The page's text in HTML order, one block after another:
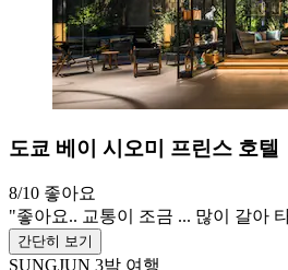
도쿄 베이 시오미 프린스 호텔
8/10 좋아요
"좋아요.. 교통이 조금 ... 많이 갈아
간단히 보기
SUNGJUN 3박 여행